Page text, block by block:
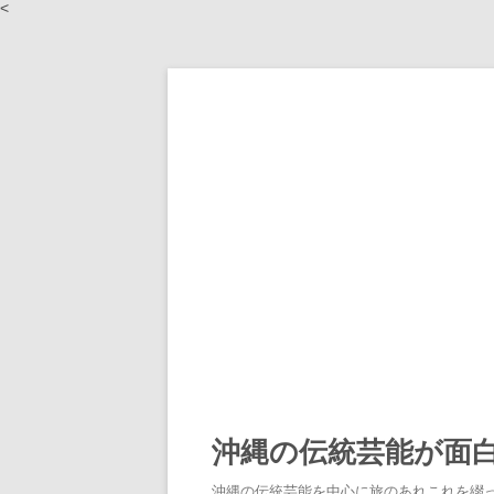
<
沖縄の伝統芸能が面